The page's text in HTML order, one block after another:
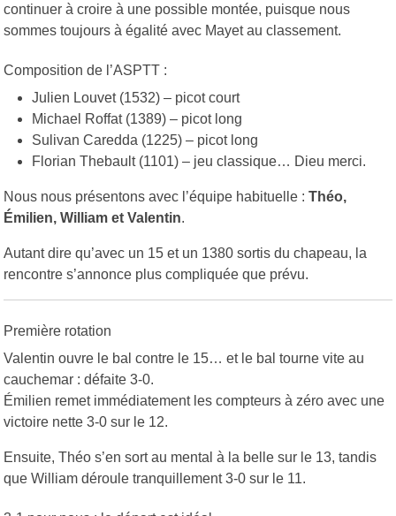
continuer à croire à une possible montée, puisque nous
sommes toujours à égalité avec Mayet au classement.
Composition de l’ASPTT :
Julien Louvet (1532) – picot court
Michael Roffat (1389) – picot long
Sulivan Caredda (1225) – picot long
Florian Thebault (1101) – jeu classique… Dieu merci.
Nous nous présentons avec l’équipe habituelle : Théo,
Émilien, William et Valentin.
Autant dire qu’avec un 15 et un 1380 sortis du chapeau, la
rencontre s’annonce plus compliquée que prévu.
Première rotation
Valentin ouvre le bal contre le 15… et le bal tourne vite au
cauchemar : défaite 3-0.
Émilien remet immédiatement les compteurs à zéro avec une
victoire nette 3-0 sur le 12.
Ensuite, Théo s’en sort au mental à la belle sur le 13, tandis
que William déroule tranquillement 3-0 sur le 11.